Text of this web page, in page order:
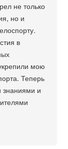
не только
но и
в
мою
Теперь
знаниями и